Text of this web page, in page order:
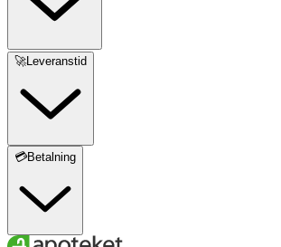
🚀Leveranstid
💳Betalning